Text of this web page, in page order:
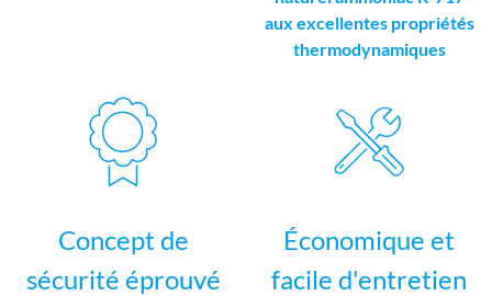
aux excellentes propriétés
thermodynamiques
Concept de
sécurité éprouvé
Économique et
facile d'entretien